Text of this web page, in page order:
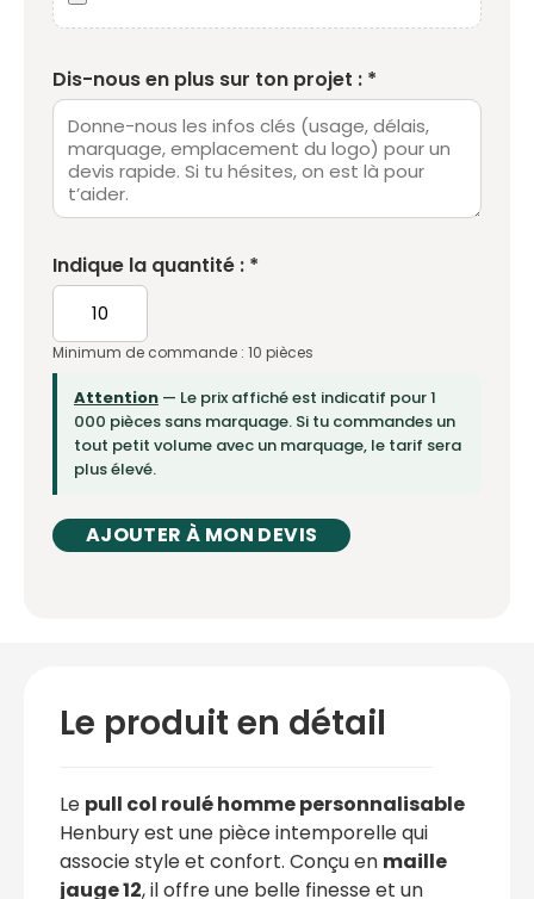
Dis-nous en plus sur ton projet : *
Indique la quantité : *
Minimum de commande : 10 pièces
Attention — Le prix affiché est indicatif pour 1
000 pièces sans marquage. Si tu commandes un
tout petit volume avec un marquage, le tarif sera
plus élevé.
AJOUTER À MON DEVIS
Le produit en détail
Le pull col roulé homme personnalisable
Henbury est une pièce intemporelle qui
associe style et confort. Conçu en maille
jauge 12, il offre une belle finesse et un